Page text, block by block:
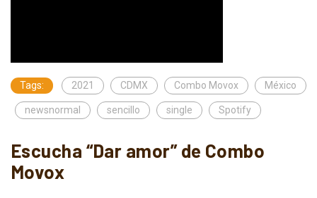
Tags: 2021 CDMX Combo Movox México
newsnormal sencillo single Spotify
Escucha “Dar amor” de Combo
Movox